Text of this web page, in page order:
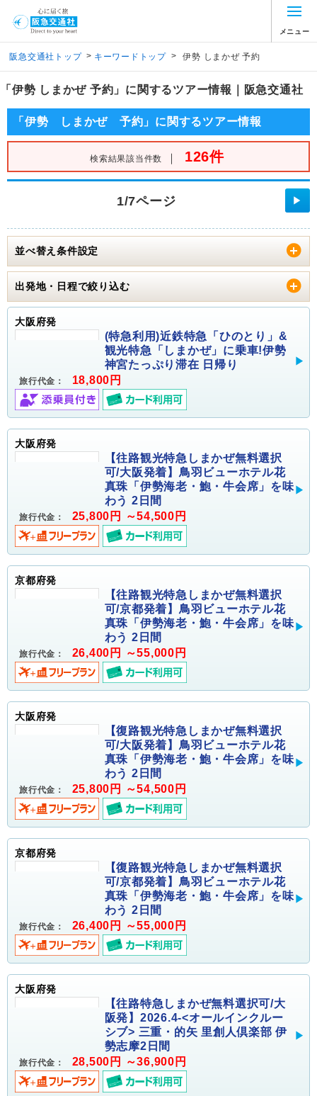
メニュー
阪急交通社トップ > キーワードトップ > 伊勢 しまかぜ 予約
「伊勢 しまかぜ 予約」に関するツアー情報｜阪急交通社
「伊勢 しまかぜ 予約」に関するツアー情報
検索結果該当件数 ｜ 126件
1/7ページ ▶
並べ替え条件設定
出発地・日程で絞り込む
大阪府発
(特急利用)近鉄特急「ひのとり」&
観光特急「しまかぜ」に乗車!伊勢
神宮たっぷり滞在 日帰り
旅行代金： 18,800円
大阪府発
【往路観光特急しまかぜ無料選択
可/大阪発着】鳥羽ビューホテル花
真珠「伊勢海老・鮑・牛会席」を味
わう 2日間
旅行代金： 25,800円 ～54,500円
京都府発
【往路観光特急しまかぜ無料選択
可/京都発着】鳥羽ビューホテル花
真珠「伊勢海老・鮑・牛会席」を味
わう 2日間
旅行代金： 26,400円 ～55,000円
大阪府発
【復路観光特急しまかぜ無料選択
可/大阪発着】鳥羽ビューホテル花
真珠「伊勢海老・鮑・牛会席」を味
わう 2日間
旅行代金： 25,800円 ～54,500円
京都府発
【復路観光特急しまかぜ無料選択
可/京都発着】鳥羽ビューホテル花
真珠「伊勢海老・鮑・牛会席」を味
わう 2日間
旅行代金： 26,400円 ～55,000円
大阪府発
【往路特急しまかぜ無料選択可/大
阪発】2026.4-<オールインクルー
シブ> 三重・的矢 里創人倶楽部 伊
勢志摩2日間
旅行代金： 28,500円 ～36,900円